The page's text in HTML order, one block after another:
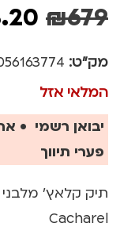
₪679
מק"ט:
המלאי אזל
יבואן רשמי •
פערי תיווך
תיק קלאץ'
Cacharel